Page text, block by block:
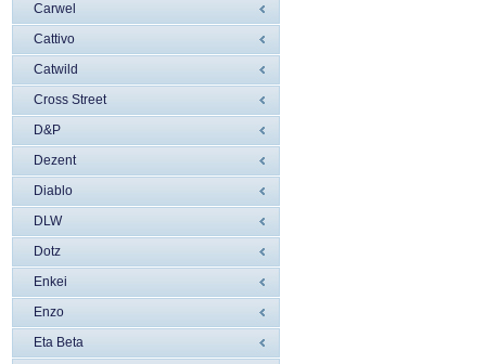
Carwel
Cattivo
Catwild
Cross Street
D&P
Dezent
Diablo
DLW
Dotz
Enkei
Enzo
Eta Beta